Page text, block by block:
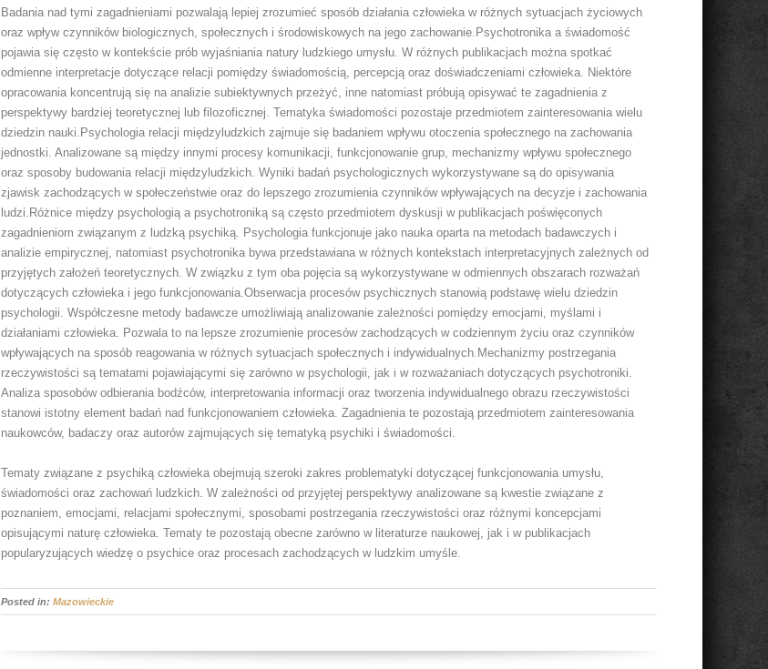
Badania nad tymi zagadnieniami pozwalają lepiej zrozumieć sposób działania człowieka w różnych sytuacjach życiowych
oraz wpływ czynników biologicznych, społecznych i środowiskowych na jego zachowanie.Psychotronika a świadomość
pojawia się często w kontekście prób wyjaśniania natury ludzkiego umysłu. W różnych publikacjach można spotkać
odmienne interpretacje dotyczące relacji pomiędzy świadomością, percepcją oraz doświadczeniami człowieka. Niektóre
opracowania koncentrują się na analizie subiektywnych przeżyć, inne natomiast próbują opisywać te zagadnienia z
perspektywy bardziej teoretycznej lub filozoficznej. Tematyka świadomości pozostaje przedmiotem zainteresowania wielu
dziedzin nauki.Psychologia relacji międzyludzkich zajmuje się badaniem wpływu otoczenia społecznego na zachowania
jednostki. Analizowane są między innymi procesy komunikacji, funkcjonowanie grup, mechanizmy wpływu społecznego
oraz sposoby budowania relacji międzyludzkich. Wyniki badań psychologicznych wykorzystywane są do opisywania
zjawisk zachodzących w społeczeństwie oraz do lepszego zrozumienia czynników wpływających na decyzje i zachowania
ludzi.Różnice między psychologią a psychotroniką są często przedmiotem dyskusji w publikacjach poświęconych
zagadnieniom związanym z ludzką psychiką. Psychologia funkcjonuje jako nauka oparta na metodach badawczych i
analizie empirycznej, natomiast psychotronika bywa przedstawiana w różnych kontekstach interpretacyjnych zależnych od
przyjętych założeń teoretycznych. W związku z tym oba pojęcia są wykorzystywane w odmiennych obszarach rozważań
dotyczących człowieka i jego funkcjonowania.Obserwacja procesów psychicznych stanowią podstawę wielu dziedzin
psychologii. Współczesne metody badawcze umożliwiają analizowanie zależności pomiędzy emocjami, myślami i
działaniami człowieka. Pozwala to na lepsze zrozumienie procesów zachodzących w codziennym życiu oraz czynników
wpływających na sposób reagowania w różnych sytuacjach społecznych i indywidualnych.Mechanizmy postrzegania
rzeczywistości są tematami pojawiającymi się zarówno w psychologii, jak i w rozważaniach dotyczących psychotroniki.
Analiza sposobów odbierania bodźców, interpretowania informacji oraz tworzenia indywidualnego obrazu rzeczywistości
stanowi istotny element badań nad funkcjonowaniem człowieka. Zagadnienia te pozostają przedmiotem zainteresowania
naukowców, badaczy oraz autorów zajmujących się tematyką psychiki i świadomości.
Tematy związane z psychiką człowieka obejmują szeroki zakres problematyki dotyczącej funkcjonowania umysłu,
świadomości oraz zachowań ludzkich. W zależności od przyjętej perspektywy analizowane są kwestie związane z
poznaniem, emocjami, relacjami społecznymi, sposobami postrzegania rzeczywistości oraz różnymi koncepcjami
opisującymi naturę człowieka. Tematy te pozostają obecne zarówno w literaturze naukowej, jak i w publikacjach
popularyzujących wiedzę o psychice oraz procesach zachodzących w ludzkim umyśle.
Posted in:Mazowieckie